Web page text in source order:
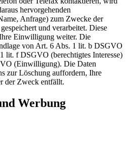
hervorgehenden
Anfrage) zum Zwecke der
und verarbeitet. Diese
Einwilligung weiter. Die
von Art. 6 Abs. 1 lit. b DSGVO
lit. f DSGVO (berechtigtes Interesse)
(Einwilligung). Die Daten
zur Löschung auffordern, Ihre
der Zweck entfällt.
Werbung